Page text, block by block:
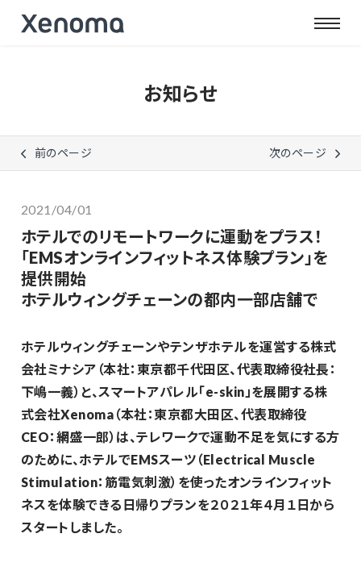
お知らせ
前のページ 次のページ
2021/04/01
ホテルでのリモートワークに運動をプラス！
「EMSオンラインフィットネス体験プラン」を
提供開始
ホテルウィングチェーンの都内一部店舗で
ホテルウィングチェーンやテンザホテルを運営する株式
会社ミナシア（本社：東京都千代田区、代表取締役社長：
下嶋一義）と、スマートアパレル「e-skin」を展開する株
式会社Xenoma（本社：東京都大田区、代表取締役
CEO：網盛一郎）は、テレワークで運動不足を気にする方
のために、ホテルでEMSスーツ（Electrical Muscle
Stimulation：筋電気刺激）を使ったオンラインフィット
ネスを体験できる日帰りプランを２０２１年４月１日から
スタートしました。